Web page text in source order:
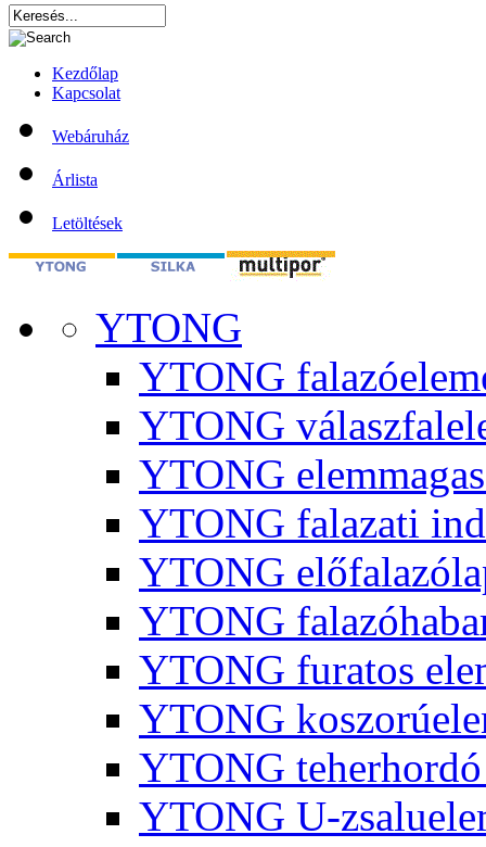
Kezdőlap
Kapcsolat
Webáruház
Árlista
Letöltések
YTONG
YTONG
YTONG
YTONG
YTONG falazati
YTONG
YTONG
YTONG furatos
YTONG
YTONG
YTONG U-